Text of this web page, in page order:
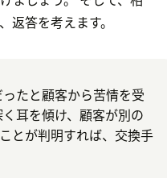
返答を考えます。
たと顧客から苦情を受
耳を傾け、顧客が別の
とが判明すれば、交換手